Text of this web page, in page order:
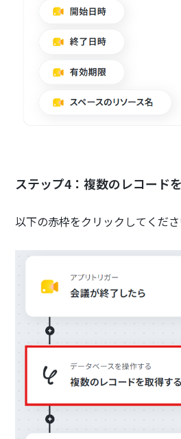
ステップ4：複数のレコード
以下の赤枠をクリックしてくださ